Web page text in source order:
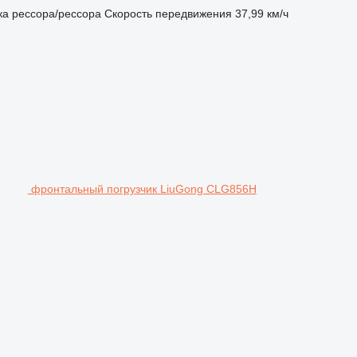
рессора/рессора Скорость передвижения 37,99 км/ч
фронтальный погрузчик LiuGong CLG856H